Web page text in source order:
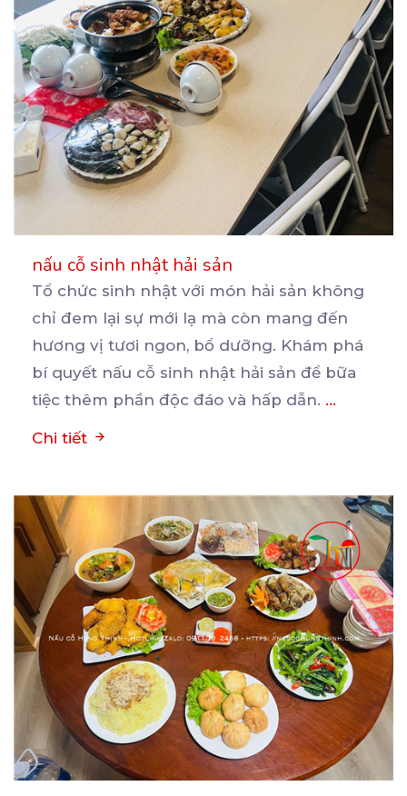
nấu cỗ sinh nhật hải sản
Tổ chức sinh nhật với món hải sản không
chỉ đem lại sự mới lạ mà còn mang đến
hương vị tươi ngon, bổ dưỡng. Khám phá
bí quyết nấu cỗ sinh nhật hải sản để bữa
tiệc thêm phần độc đáo và hấp dẫn. ...
Chi tiết